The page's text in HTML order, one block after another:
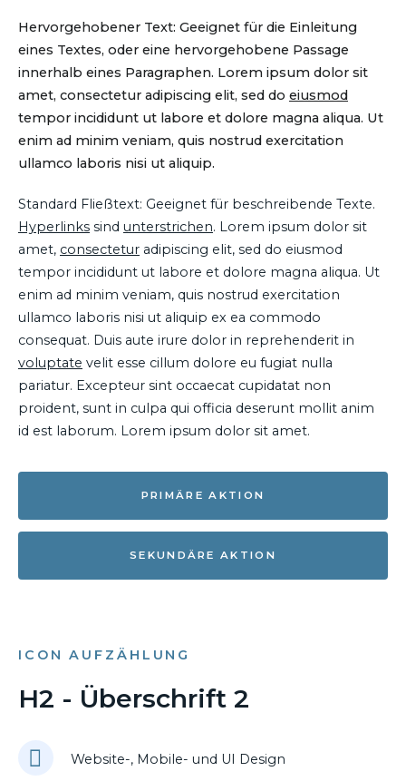
Hervorgehobener Text: Geeignet für die Einleitung
eines Textes, oder eine hervorgehobene Passage
innerhalb eines Paragraphen. Lorem ipsum dolor sit
amet, consectetur adipiscing elit, sed do eiusmod
tempor incididunt ut labore et dolore magna aliqua. Ut
enim ad minim veniam, quis nostrud exercitation
ullamco laboris nisi ut aliquip.
Standard Fließtext: Geeignet für beschreibende Texte.
Hyperlinks sind unterstrichen. Lorem ipsum dolor sit
amet, consectetur adipiscing elit, sed do eiusmod
tempor incididunt ut labore et dolore magna aliqua. Ut
enim ad minim veniam, quis nostrud exercitation
ullamco laboris nisi ut aliquip ex ea commodo
consequat. Duis aute irure dolor in reprehenderit in
voluptate velit esse cillum dolore eu fugiat nulla
pariatur. Excepteur sint occaecat cupidatat non
proident, sunt in culpa qui officia deserunt mollit anim
id est laborum. Lorem ipsum dolor sit amet.
PRIMÄRE AKTION
SEKUNDÄRE AKTION
ICON AUFZÄHLUNG
H2 - Überschrift 2
Website-, Mobile- und UI Design